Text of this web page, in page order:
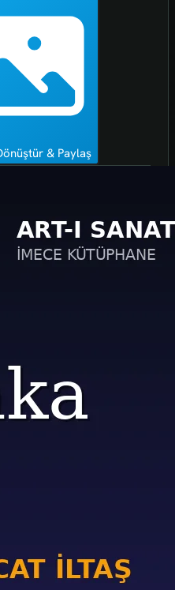
& Paylaş